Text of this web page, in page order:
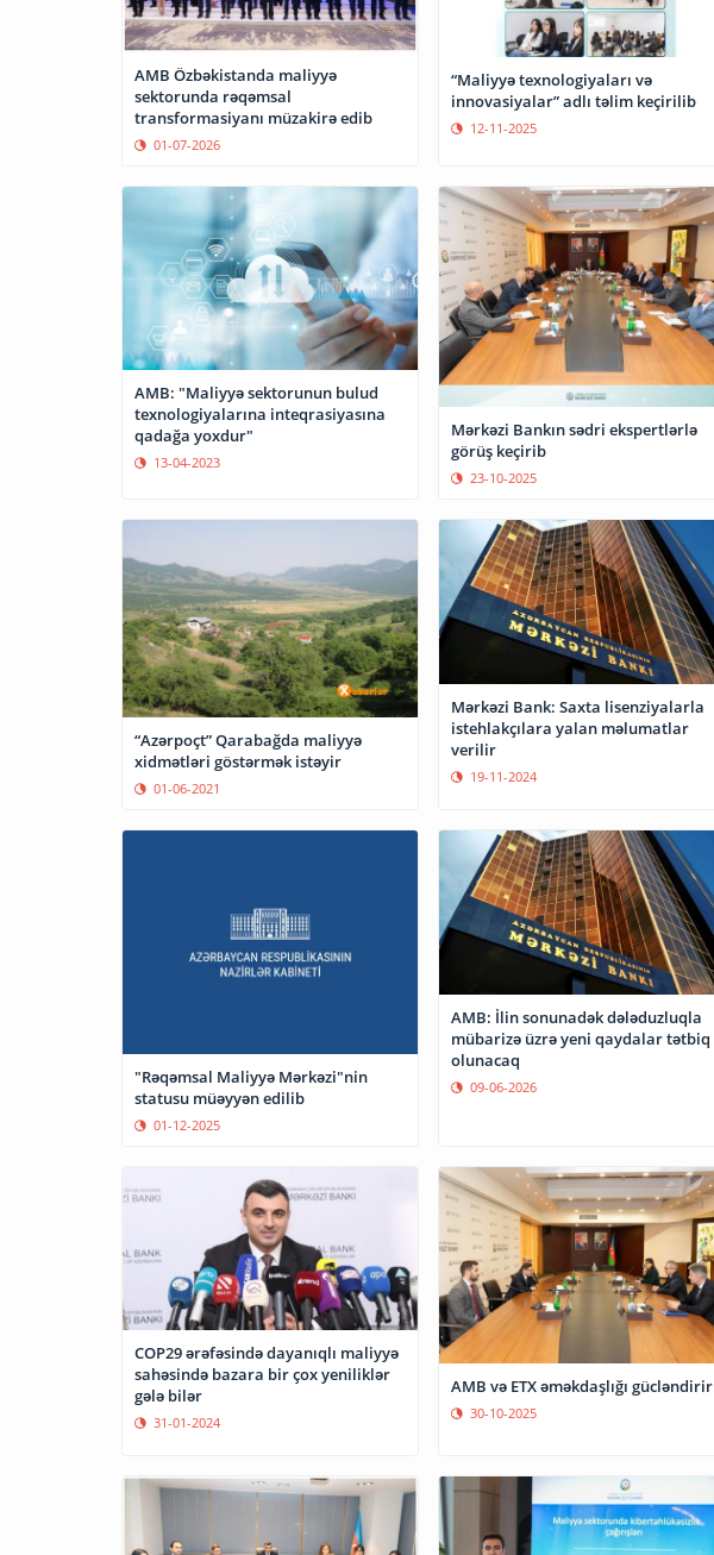
AMB Özbəkistanda maliyyə
sektorunda rəqəmsal
transformasiyanı müzakirə edib
01-07-2026
“Maliyyə texnologiyaları və
innovasiyalar” adlı təlim keçirilib
12-11-2025
AMB: "Maliyyə sektorunun bulud
texnologiyalarına inteqrasiyasına
qadağa yoxdur"
13-04-2023
Mərkəzi Bankın sədri ekspertlərlə
görüş keçirib
23-10-2025
“Azərpoçt” Qarabağda maliyyə
xidmətləri göstərmək istəyir
01-06-2021
Mərkəzi Bank: Saxta lisenziyalarla
istehlakçılara yalan məlumatlar
verilir
19-11-2024
"Rəqəmsal Maliyyə Mərkəzi"nin
statusu müəyyən edilib
01-12-2025
AMB: İlin sonunadək dələduzluqla
mübarizə üzrə yeni qaydalar tətbiq
olunacaq
09-06-2026
COP29 ərəfəsində dayanıqlı maliyyə
sahəsində bazara bir çox yeniliklər
gələ bilər
31-01-2024
AMB və ETX əməkdaşlığı gücləndirir
30-10-2025